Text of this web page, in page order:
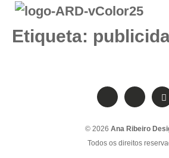
Etiqueta:
© 2026 Ana Ribeiro
Todos os direitos